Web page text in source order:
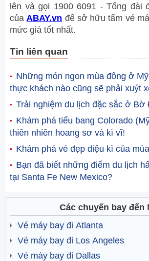
lên và gọi 1900 6091 - Tổng đài
của ABAY.vn để sở hữu tấm vé
mức giá tốt nhất.
Tin liên quan
Những món ngon mùa đông ở
thực khách nào cũng sẽ phải xuýt
Trải nghiệm du lịch đặc sắc ở
Khám phá tiểu bang Colorado
thiên nhiên hoang sơ và kì vĩ!
Khám phá vẻ đẹp diệu kì của
Bạn đã biết những điểm du lịch
tại Santa Fe New Mexico?
Các chuyến bay đến
Vé máy bay đi Atlanta
Vé máy bay đi Los Angeles
Vé máy bay đi Dallas